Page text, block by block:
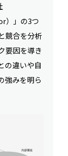
）」の3つ
競合を分析
要因を導き
の違いや自
強みを明ら